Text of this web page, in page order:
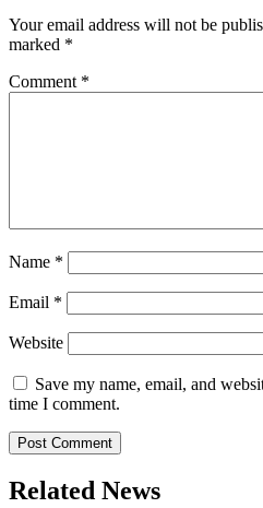
Your email address will not be
marked *
Comment *
Name *
Email *
Website
Save my name, email, and
time I comment.
Related News